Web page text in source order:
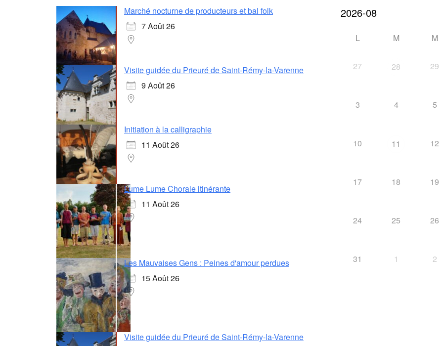
Marché nocturne de producteurs et bal folk
7 Août 26
Visite guidée du Prieuré de Saint-Rémy-la-Varenne
9 Août 26
Initiation à la calligraphie
11 Août 26
Lume Lume Chorale itinérante
11 Août 26
Les Mauvaises Gens : Peines d'amour perdues
15 Août 26
Visite guidée du Prieuré de Saint-Rémy-la-Varenne
L M M
27 28 29
3 4 5
10 11 12
17 18 19
24 25 26
31 1 2